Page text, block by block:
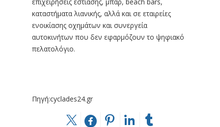
καταστήματα λιανικής, αλλά και σε εταιρείες
ενοικίασης οχημάτων και συνεργεία
αυτοκινήτων που δεν εφαρμόζουν το ψηφιακό
πελατολόγιο.
Πηγή:cyclades24.gr